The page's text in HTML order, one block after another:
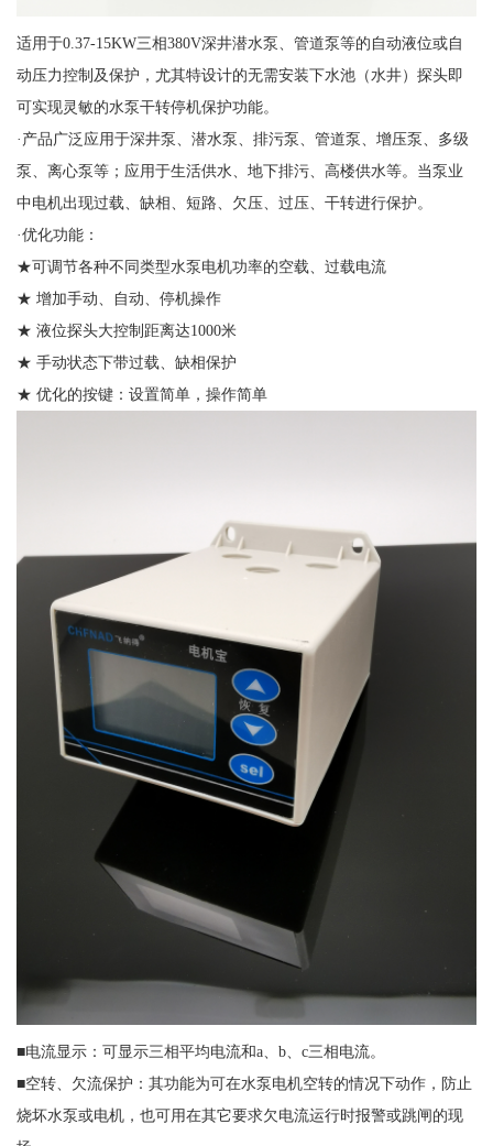
适用于0.37-15KW三相380V深井潜水泵、管道泵等的自动液位或自
动压力控制及保护，尤其特设计的无需安装下水池（水井）探头即
可实现灵敏的水泵干转停机保护功能。
·产品广泛应用于深井泵、潜水泵、排污泵、管道泵、增压泵、多级
泵、离心泵等；应用于生活供水、地下排污、高楼供水等。当泵业
中电机出现过载、缺相、短路、欠压、过压、干转进行保护。
·优化功能：
★可调节各种不同类型水泵电机功率的空载、过载电流
★ 增加手动、自动、停机操作
★ 液位探头大控制距离达1000米
★ 手动状态下带过载、缺相保护
★ 优化的按键：设置简单，操作简单
■电流显示：可显示三相平均电流和a、b、c三相电流。
■空转、欠流保护：其功能为可在水泵电机空转的情况下动作，防止
烧坏水泵或电机，也可用在其它要求欠电流运行时报警或跳闸的现